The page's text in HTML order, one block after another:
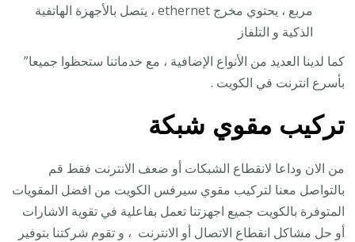
مربع ، يحتوي مخرج ethernet ، يتصل بالأجهزة الهاتفية
الذكية و التلفاز
كما لدينا العديد من الأنواع الإضافية ، مع خدماتنا ستحظوا جميعا”
بأسرع انترنت في الكويت .
تركيب مقوي شبكة
من الان وداعا لانقطاع الشبكات أو ضعف الانترنت فقط قم
بالتواصل معنا لتركيب مقوي سيرفس الكويت من افضل المقويات
المتوفرة بالكويت جميع اجهزتنا تعمل بفاعلية في تقوية الاشارات
أو حل مشاكل انقطاع الاتصال أو الانترنت ، و تقوم شركتنا بتوفير